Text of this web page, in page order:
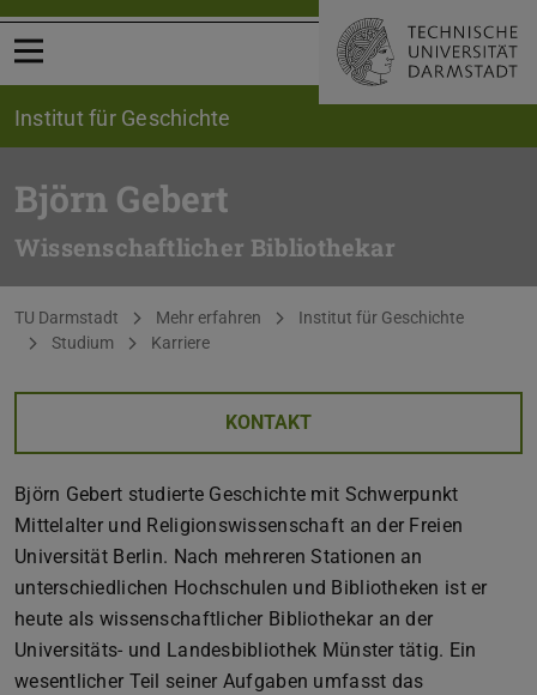
Menü öffnen
Institut für Geschichte
Björn Gebert
Wissenschaftlicher Bibliothekar
Sie befinden sich hier:
TU Darmstadt Mehr erfahren
Institut für Geschichte
Studium
Karriere
KONTAKT
Björn Gebert studierte Geschichte mit Schwerpunkt
Mittelalter und Religionswissenschaft an der Freien
Universität Berlin. Nach mehreren Stationen an
unterschiedlichen Hochschulen und Bibliotheken ist er
heute als wissenschaftlicher Bibliothekar an der
Universitäts- und Landesbibliothek Münster tätig. Ein
wesentlicher Teil seiner Aufgaben umfasst das